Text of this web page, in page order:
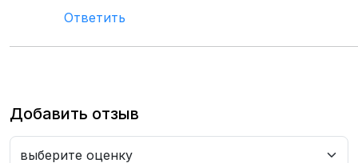
Ответить
Добавить отзыв